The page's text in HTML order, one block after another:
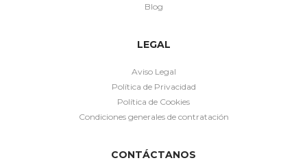
Blog
LEGAL
Aviso Legal
Política de Privacidad
Política de Cookies
Condiciones generales de contratación
CONTÁCTANOS